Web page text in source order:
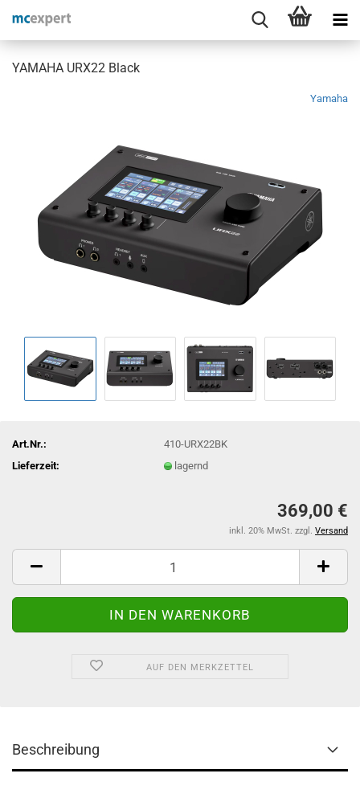
YAMAHA URX22 Black
Yamaha
Art.Nr.:
410-URX22BK
Lieferzeit:
lagernd
369,00 €
inkl. 20% MwSt. zzgl. Versand
AUF DEN MERKZETTEL
Beschreibung